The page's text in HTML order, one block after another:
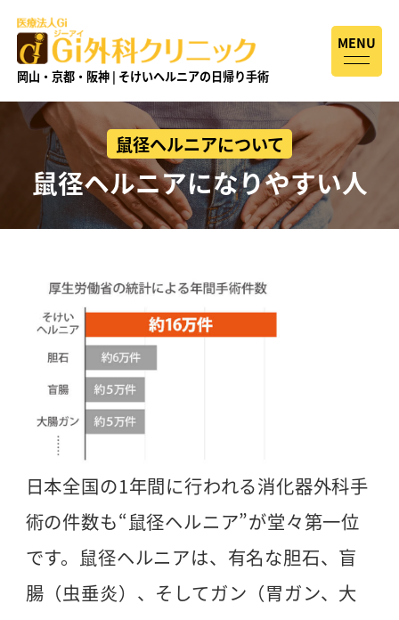
岡山・京都・阪神 | そけいヘルニアの日帰り手術
MENU
鼠径ヘルニアについて
鼠径ヘルニアになりやすい人
日本全国の1年間に行われる消化器外科手
術の件数も“鼠径ヘルニア”が堂々第一位
です。鼠径ヘルニアは、有名な胆石、盲
腸（虫垂炎）、そしてガン（胃ガン、大